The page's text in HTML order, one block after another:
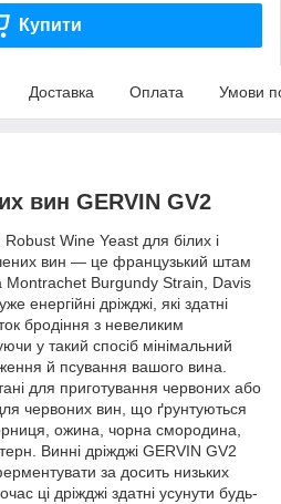
Купити
Доставка Оплата Умови
вин GERVIN GV2
Wine Yeast для білих і
вин — це французький штам
Montrachet Burgundy Strain, Davis
енергійні дріжджі, які здатні
бродіння з невеликим
у такий спосіб мінімальний
й псування вашого вина.
для приготування червоних або
червоних вин, що ґрунтуються
ожина, чорна смородина,
Винні дріжджі GERVIN GV2
за досить низьких
ці дріжджі здатні усунути будь-